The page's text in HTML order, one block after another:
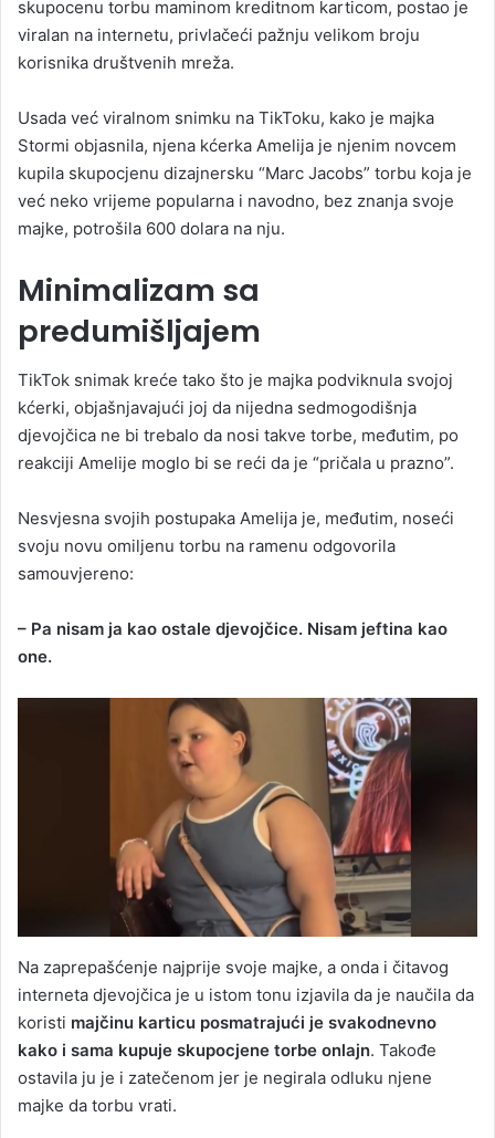
skupocenu torbu maminom kreditnom karticom, postao je
viralan na internetu, privlačeći pažnju velikom broju
korisnika društvenih mreža.
Usada već viralnom snimku na TikToku, kako je majka
Stormi objasnila, njena kćerka Amelija je njenim novcem
kupila skupocjenu dizajnersku “Marc Jacobs” torbu koja je
već neko vrijeme popularna i navodno, bez znanja svoje
majke, potrošila 600 dolara na nju.
Minimalizam sa
predumišljajem
TikTok snimak kreće tako što je majka podviknula svojoj
kćerki, objašnjavajući joj da nijedna sedmogodišnja
djevojčica ne bi trebalo da nosi takve torbe, međutim, po
reakciji Amelije moglo bi se reći da je “pričala u prazno”.
Nesvjesna svojih postupaka Amelija je, međutim, noseći
svoju novu omiljenu torbu na ramenu odgovorila
samouvjereno:
– Pa nisam ja kao ostale djevojčice. Nisam jeftina kao
one.
Na zaprepašćenje najprije svoje majke, a onda i čitavog
interneta djevojčica je u istom tonu izjavila da je naučila da
koristi majčinu karticu posmatrajući je svakodnevno
kako i sama kupuje skupocjene torbe onlajn. Takođe
ostavila ju je i zatečenom jer je negirala odluku njene
majke da torbu vrati.